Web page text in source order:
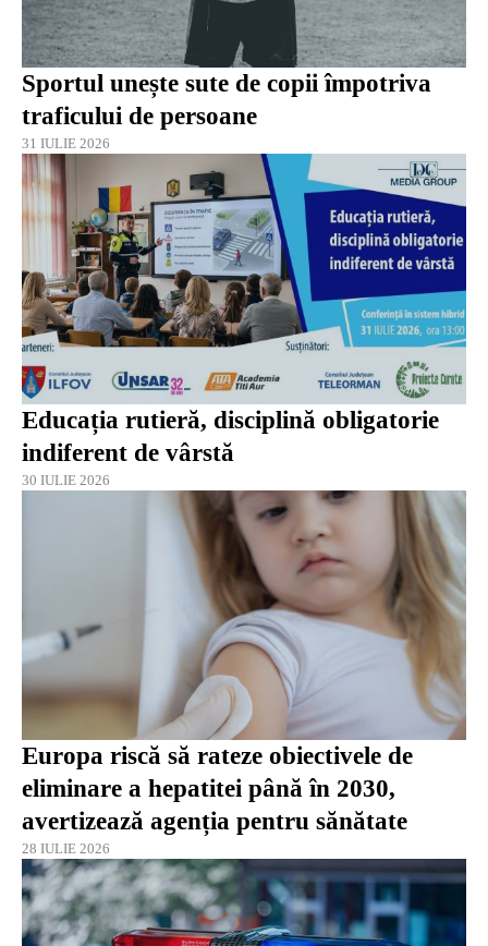
Sportul unește sute de copii împotriva
traficului de persoane
31 IULIE 2026
Educația rutieră, disciplină obligatorie
indiferent de vârstă
30 IULIE 2026
Europa riscă să rateze obiectivele de
eliminare a hepatitei până în 2030,
avertizează agenția pentru sănătate
28 IULIE 2026